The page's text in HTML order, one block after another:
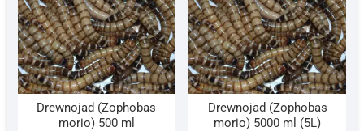
Drewnojad (Zophobas
morio) 500 ml
Drewnojad (Zophobas
morio) 5000 ml (5L)